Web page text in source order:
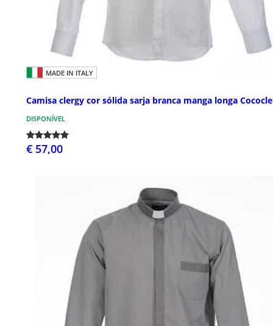
MADE IN ITALY
Camisa clergy cor sólida sarja branca manga longa
DISPONÍVEL
€ 57,00